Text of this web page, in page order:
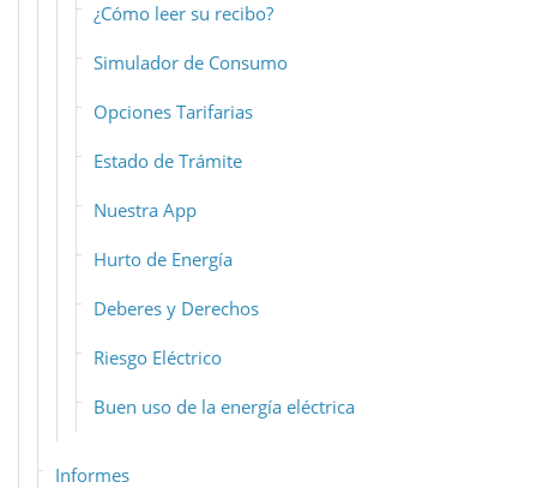
¿Cómo leer su recibo?
Simulador de Consumo
Opciones Tarifarias
Estado de Trámite
Nuestra App
Hurto de Energía
Deberes y Derechos
Riesgo Eléctrico
Buen uso de la energía eléctrica
Informes